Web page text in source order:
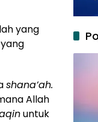
yang
shana’ah.
Allah
untuk